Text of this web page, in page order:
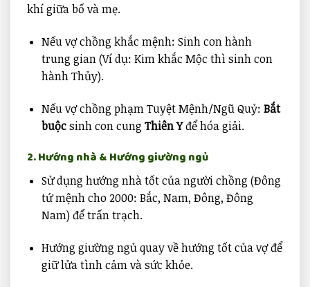
khí giữa bố và mẹ.
Nếu vợ chồng khắc mệnh: Sinh con hành
trung gian (Ví dụ: Kim khắc Mộc thì sinh con
hành Thủy).
Nếu vợ chồng phạm Tuyệt Mệnh/Ngũ Quỷ: Bắt
buộcsinh con cung Thiên Yđể hóa giải.
2. Hướng nhà & Hướng giường ngủ
Sử dụng hướng nhà tốt của người chồng (Đông
tứ mệnh cho 2000: Bắc, Nam, Đông, Đông
Nam) để trấn trạch.
Hướng giường ngủ quay về hướng tốt của vợ để
giữ lửa tình cảm và sức khỏe.